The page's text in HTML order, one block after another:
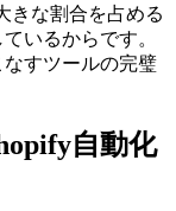
きな割合を占める
いるからです。
すツールの完璧
自動化